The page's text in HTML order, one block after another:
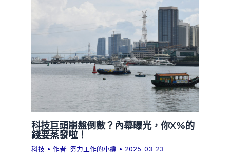
科技巨頭崩盤倒數？內幕曝光，你X%的
錢要蒸發啦！
科技 • 作者:努力工作的小編 • 2025-03-23